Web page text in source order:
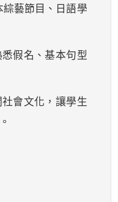
藝節目、日語學
假名、基本句型
會文化，讓學生